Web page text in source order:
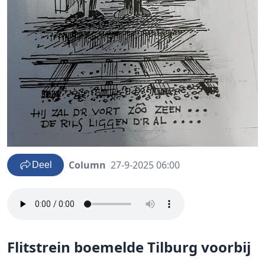
Deel Column 27-9-2025 06:00
Flitstrein boemelde Tilburg voorbij